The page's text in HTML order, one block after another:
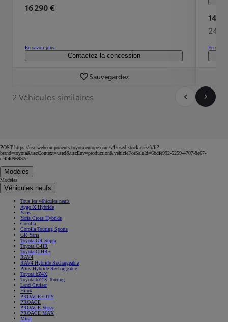
16 290 €
En savoir plus
Contactez la concession
Sauvegardez
14
243
En
2 Véhicules similaires
POST https://usc-webcomponents.toyota-europe.com/v1/used-stock-cars/fr/fr?
brand=toyota&uscContext=used&uscEnv=production&vehicleForSaleId=6bdfe992-5259-4707-8e67-
cf4bfd96987e
Modèles
Modèles
Véhicules neufs
Tous les véhicules neufs
Aygo X Hybride
Yaris
Yaris Cross Hybride
Corolla
Corolla Touring Sports
GR Yaris
Toyota GR Supra
Toyota C-HR
Toyota C-HR+
RAV4
RAV4 Hybride Rechargeable
Prius Hybride Rechargeable
Toyota bZ4X
Toyota bZ4X Touring
Land Cruiser
Hilux
PROACE CITY
PROACE
PROACE Verso
PROACE MAX
Mirai